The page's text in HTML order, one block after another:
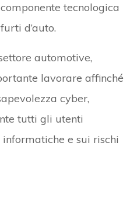
tecnologica
d’auto.
automotive,
lavorare affinché
cyber,
tutti gli utenti
e sui rischi